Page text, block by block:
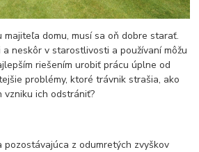
majiteľa domu, musí sa oň dobre starať.
neskôr v starostlivosti a používaní môžu
riešením urobiť prácu úplne od
problémy, ktoré trávnik strašia, ako
vzniku ich odstrániť?
z odumretých zvyškov